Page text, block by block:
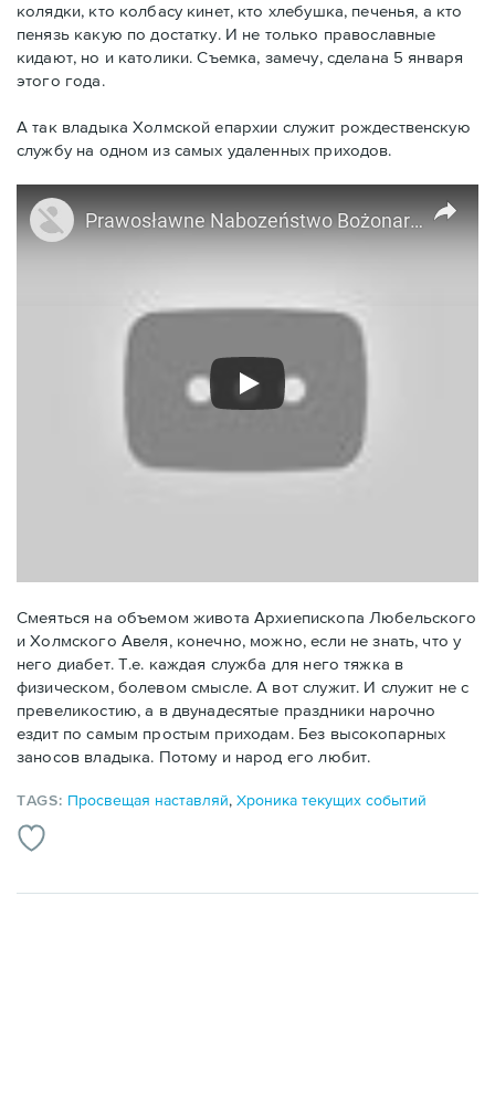
колядки, кто колбасу кинет, кто хлебушка, печенья, а кто
пенязь какую по достатку. И не только православные
кидают, но и католики. Съемка, замечу, сделана 5 января
этого года.
А так владыка Холмской епархии служит рождественскую
службу на одном из самых удаленных приходов.
Смеяться на объемом живота Архиепископа Любельского
и Холмского Авеля, конечно, можно, если не знать, что у
него диабет. Т.е. каждая служба для него тяжка в
физическом, болевом смысле. А вот служит. И служит не с
превеликостию, а в двунадесятые праздники нарочно
ездит по самым простым приходам. Без высокопарных
заносов владыка. Потому и народ его любит.
TAGS: Просвещая наставляй,Хроника текущих событий